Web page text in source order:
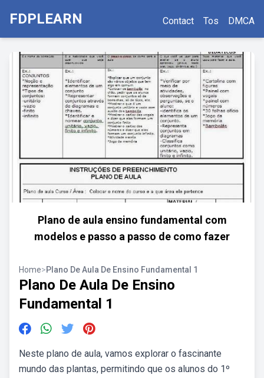
FDPLEARN Contact Tos DMCA
Plano de aula ensino fundamental com
modelos e passo a passo de como fazer
Home>Plano De Aula De Ensino Fundamental 1
Plano De Aula De Ensino
Fundamental 1
Neste plano de aula, vamos explorar o fascinante
mundo das plantas, permitindo que os alunos do 1º